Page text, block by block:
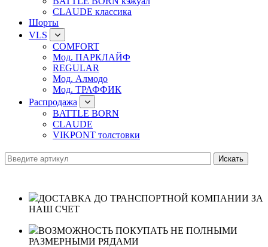
CLAUDE классика
Шорты
VLS
COMFORT
Мод. ПАРКЛАЙФ
REGULAR
Мод. Алмодо
Мод. ТРАФФИК
Распродажа
BATTLE BORN
CLAUDE
VIKPONT толстовки
ДОСТАВКА ДО ТРАНСПОРТНОЙ КОМПАНИИ ЗА
НАШ СЧЕТ
ВОЗМОЖНОСТЬ ПОКУПАТЬ НЕ ПОЛНЫМИ
РАЗМЕРНЫМИ РЯДАМИ